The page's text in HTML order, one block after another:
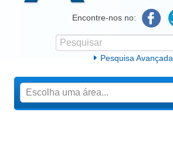
Atlas da SaúdeEncontre-nos no:
Formulário de procura
Pesquisar
Pesquisa Avançada